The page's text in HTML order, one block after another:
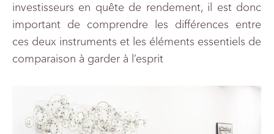
investisseurs en quête de rendement, il est donc
important de comprendre les différences entre
ces deux instruments et les éléments essentiels de
comparaison à garder à l’esprit